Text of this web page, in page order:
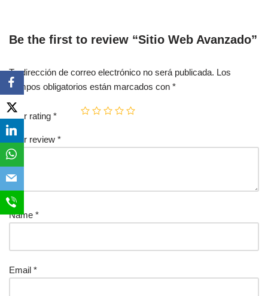
Be the first to review “Sitio Web Avanzado”
Tu dirección de correo electrónico no será publicada. Los
campos obligatorios están marcados con *
Your rating *
Your review *
Name *
Email *